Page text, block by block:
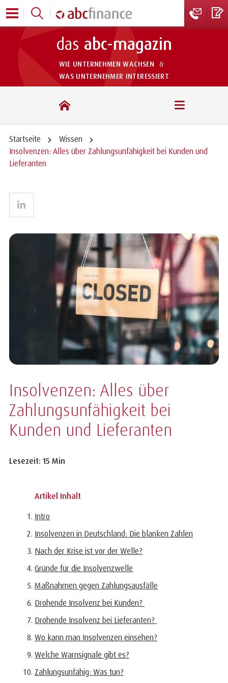
das abc-magazin
WIE UNTERNEHMEN WACHSEN
&
WAS UNTERNEHMER INTERESSIERT
das abc-magazin
Startseite
Wissen
Insolvenzen: Alles über Zahlungsunfähigkeit bei Kunden und
Lieferanten
LinkedIn
Insolvenzen: Alles über
Zahlungsunfähigkeit bei
Kunden und Lieferanten
Lesezeit: 15 Min
Artikel Inhalt
Intro
Insolvenzen in Deutschland: Die blanken Zahlen
Nach der Krise ist vor der Welle?
Gründe für die Insolvenzwelle
Maßnahmen gegen Zahlungsausfälle
Drohende Insolvenz bei Kunden?
Drohende Insolvenz bei Lieferanten?
Wo kann man Insolvenzen einsehen?
Welche Warnsignale gibt es?
Zahlungsunfähig: Was tun?